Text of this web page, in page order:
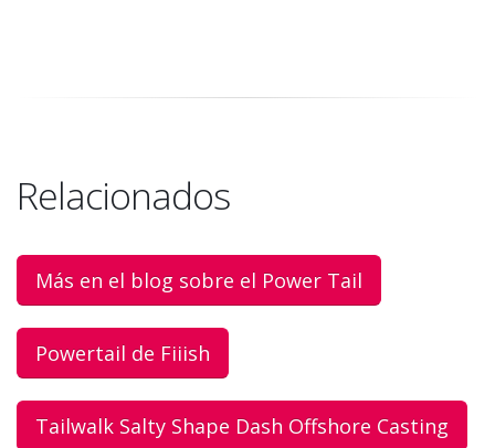
Relacionados
Más en el blog sobre el Power Tail
Powertail de Fiiish
Tailwalk Salty Shape Dash Offshore Casting